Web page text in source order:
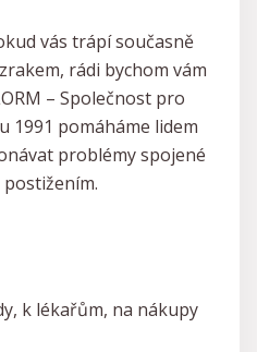
vás trápí současně
rádi bychom vám
– Společnost pro
1991 pomáháme lidem
problémy spojené
k lékařům, na nákupy